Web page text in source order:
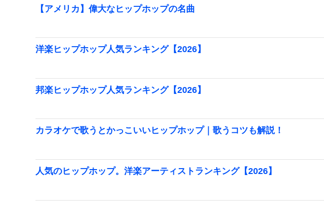
【アメリカ】偉大なヒップホップの名曲
洋楽ヒップホップ人気ランキング【2026】
邦楽ヒップホップ人気ランキング【2026】
カラオケで歌うとかっこいいヒップホップ｜歌うコツも解説！
人気のヒップホップ。洋楽アーティストランキング【2026】